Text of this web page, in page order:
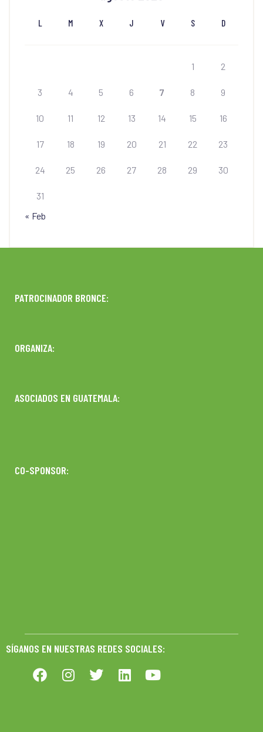
L M X J V S D
1 2
3 4 5 6 7 8 9
10 11 12 13 14 15 16
17 18 19 20 21 22 23
24 25 26 27 28 29 30
31
« Feb
PATROCINADOR BRONCE:
ORGANIZA:
ASOCIADOS EN GUATEMALA:
CO-SPONSOR:
SÍGANOS EN NUESTRAS REDES SOCIALES: